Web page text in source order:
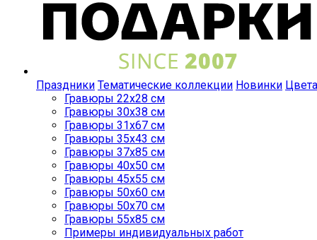
Праздники Тематические коллекции Новинки Цвета
Гравюры 22x28 см
Гравюры 30x38 см
Гравюры 31x67 см
Гравюры 35x43 см
Гравюры 37x85 см
Гравюры 40x50 см
Гравюры 45x55 см
Гравюры 50x60 см
Гравюры 50x70 см
Гравюры 55x85 см
Примеры индивидуальных работ